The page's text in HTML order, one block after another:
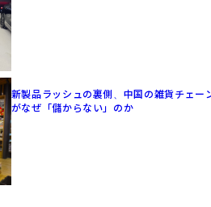
新製品ラッシュの裏側、中国の雑貨チェー
がなぜ「儲からない」のか